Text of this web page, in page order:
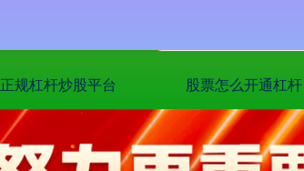
正规杠杆炒股平台 股票怎么开通杠杆